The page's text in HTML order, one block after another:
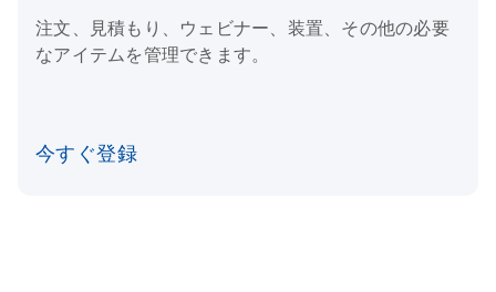
注文、見積もり、ウェビナー、装置、その他の必要
なアイテムを管理できます。
今すぐ登録